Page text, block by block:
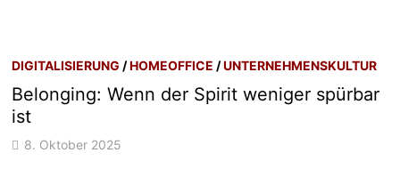
DIGITALISIERUNG /HOMEOFFICE /UNTERNEHMENSKULTUR
Belonging: Wenn der Spirit weniger spürbar
ist
8. Oktober 2025